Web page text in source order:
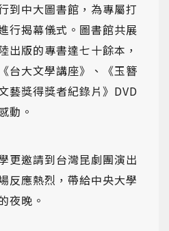
到中大圖書館，為專屬打
行揭幕儀式。圖書館共展
出版的專書達七十餘本，
台大文學講座》、《玉簪
藝獎得獎者紀錄片》DVD
動。
更邀請到台灣昆劇團演出
反應熱烈，帶給中央大學
夜晚。